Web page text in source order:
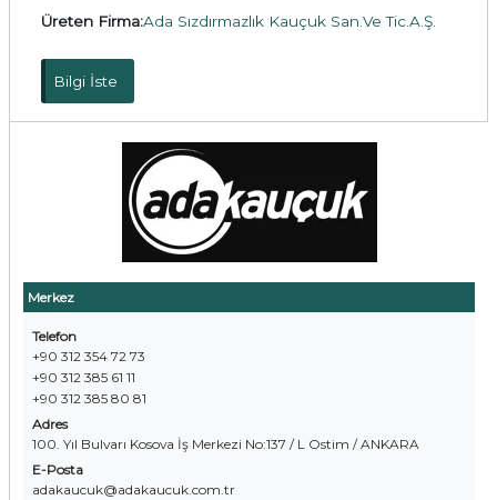
Merkez
Telefon
+90 312 354 72 73
+90 312 385 61 11
+90 312 385 80 81
Adres
100. Yıl Bulvarı Kosova İş Merkezi No:137 / L Ostim / ANKARA
E-Posta
adakaucuk@adakaucuk.com.tr
Üreten Firma:Ada Sızdırmazlık Kauçuk San.Ve Tic.A.Ş.
Bilgi İste